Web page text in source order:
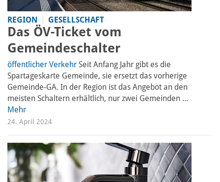
REGION GESELLSCHAFT
Das ÖV-Ticket vom
Gemeindeschalter
öffentlicher Verkehr Seit Anfang Jahr gibt es die
Spartageskarte Gemeinde, sie ersetzt das vorherige
Gemeinde-GA. In der Region ist das Angebot an den
meisten Schaltern erhältlich, nur zwei Gemeinden ...
Mehr
24. April 2024